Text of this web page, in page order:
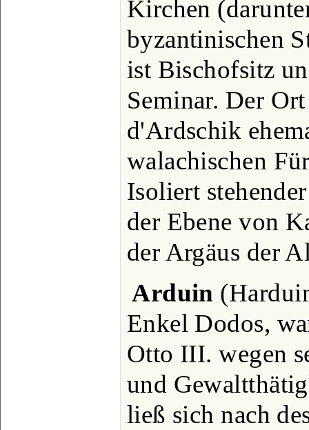
Kirchen
byzantinischen
ist Bischofsitz
Seminar. Der
d'Ardschik
walachischen
Isoliert
der Ebene von
der Argäus der
Arduin
Enkel Dodos,
Otto III. wegen
und
ließ sich nach